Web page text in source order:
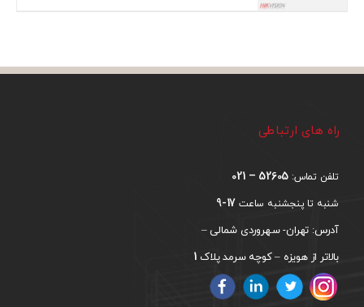
راه های ارتباطی
تلفن تماس: 52605 – 021
شنبه تا پنجشنبه ساعت 17-9
آدرس: تهران- سهروردی شمالی –
بالاتر از هویزه – کوچه سرمد پلاک 1